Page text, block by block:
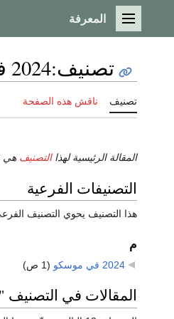
القائمة الرئيسية
المعرفة
تصنيف:2024 في روسيا
تصنيف ناقش هذه الصفحة
المقالة الرئيسية لهذاالتصنيف هي article.
التصنيفات الفرعية
هذا التصنيف يحوي التصنيف
م
2024 في موسكو (1 ص)
المقالات في التصنيف "2024 في روسيا"